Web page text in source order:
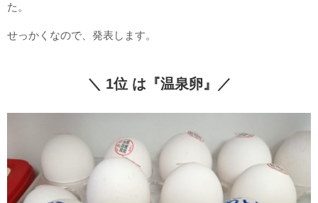
た。
せっかくなので、発表します。
＼ 1位 は『温泉卵』／